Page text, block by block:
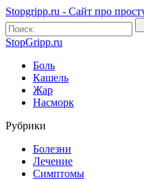
Stopgripp.ru - Cайт про
StopGripp.ru
Боль
Кашель
Жар
Насморк
Рубрики
Болезни
Лечение
Симптомы